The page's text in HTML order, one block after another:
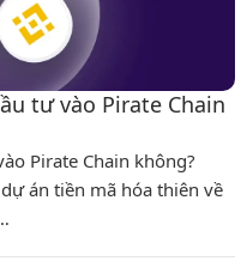
tư vào Pirate Chain
Pirate Chain không?
án tiền mã hóa thiên về